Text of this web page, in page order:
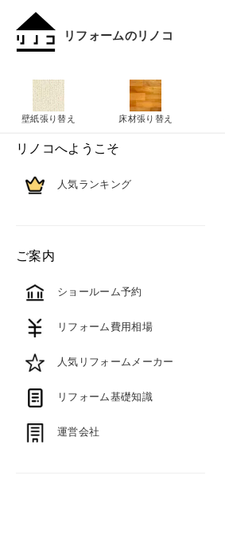
リフォームのリノコ
壁紙張り替え 床材張り替え
リノコへようこそ
人気ランキング
ご案内
ショールーム予約
リフォーム費用相場
人気リフォームメーカー
リフォーム基礎知識
運営会社